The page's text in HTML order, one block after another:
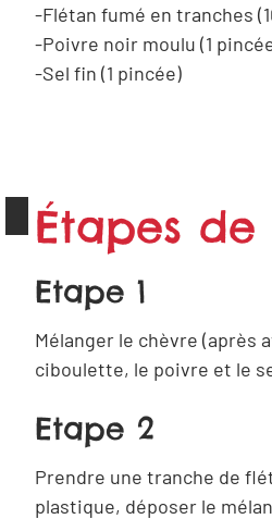
Flétan fumé en tranches
Poivre noir moulu (1
Sel fin (1 pincée)
Étapes
Etape 1
Mélanger le chèvre (après
ciboulette, le poivre et le
Etape 2
Prendre une tranche de
plastique, déposer le